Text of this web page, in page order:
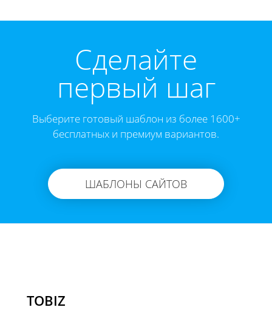
Cделайте
первый шаг
Выберите готовый шаблон из более 1600+
бесплатных и премиум вариантов.
ШАБЛОНЫ САЙТОВ
TOBIZ